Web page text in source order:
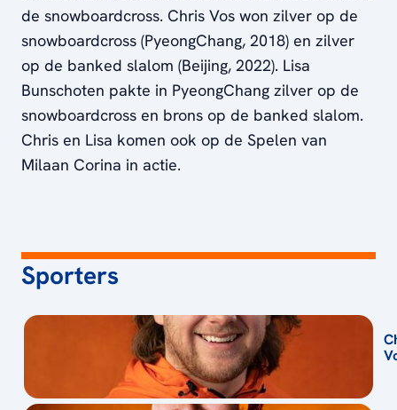
de snowboardcross. Chris Vos won zilver op de
snowboardcross (PyeongChang, 2018) en zilver
op de banked slalom (Beijing, 2022). Lisa
Bunschoten pakte in PyeongChang zilver op de
snowboardcross en brons op de banked slalom.
Chris en Lisa komen ook op de Spelen van
Milaan Corina in actie.
Sporters